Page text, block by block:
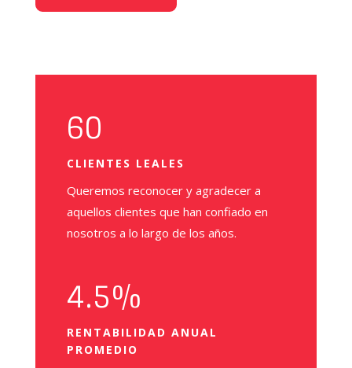
60
CLIENTES LEALES
Queremos reconocer y agradecer a
aquellos clientes que han confiado en
nosotros a lo largo de los años.
4.5%
RENTABILIDAD ANUAL
PROMEDIO